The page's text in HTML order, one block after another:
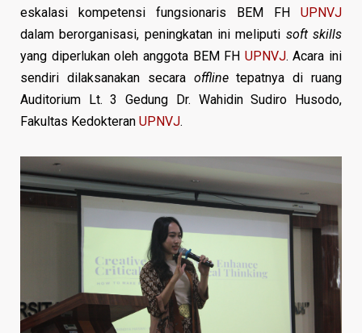
eskalasi kompetensi fungsionaris BEM FH UPNVJ
dalam berorganisasi, peningkatan ini meliputi soft skills
yang diperlukan oleh anggota BEM FH UPNVJ. Acara ini
sendiri dilaksanakan secara offlinetepatnya di ruang
Auditorium Lt. 3 Gedung Dr. Wahidin Sudiro Husodo,
Fakultas Kedokteran UPNVJ.